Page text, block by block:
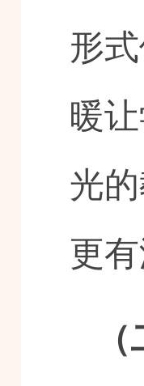
形
暖
光
更